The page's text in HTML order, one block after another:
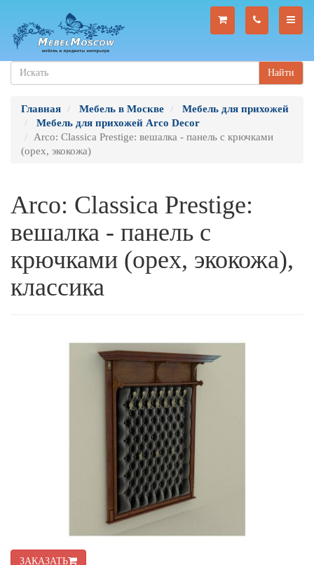
Найти
Главная Мебель в Москве
Мебель для прихожей
Мебель для прихожей Arco Decor
Arco: Classica Prestige: вешалка - панель с крючками
(орех, экокожа)
Arco: Classica Prestige:
вешалка - панель с
крючками (орех, экокожа),
классика
ЗАКАЗАТЬ